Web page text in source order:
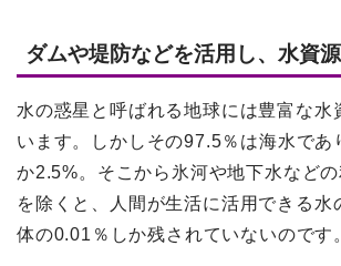
ダムや堤防などを活用し、水資
水の惑星と呼ばれる地球には豊富な水
います。しかしその97.5％は海水であ
か2.5%。そこから氷河や地下水など
を除くと、人間が生活に活用できる水
体の0.01％しか残されていないのです